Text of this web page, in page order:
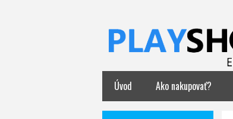
Úvod Ako nakupovať?